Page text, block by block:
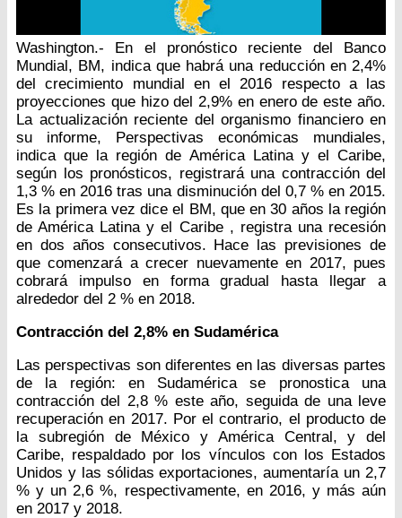
Washington.- En el pronóstico reciente del Banco
Mundial, BM, indica que habrá una reducción en 2,4%
del crecimiento mundial en el 2016 respecto a las
proyecciones que hizo del 2,9% en enero de este año.
La actualización reciente del organismo financiero en
su informe, Perspectivas económicas mundiales,
indica que la región de América Latina y el Caribe,
según los pronósticos, registrará una contracción del
1,3 % en 2016 tras una disminución del 0,7 % en 2015.
Es la primera vez dice el BM, que en 30 años la región
de América Latina y el Caribe , registra una recesión
en dos años consecutivos. Hace las previsiones de
que comenzará a crecer nuevamente en 2017, pues
cobrará impulso en forma gradual hasta llegar a
alrededor del 2 % en 2018.
Contracción del 2,8% en Sudamérica
Las perspectivas son diferentes en las diversas partes
de la región: en Sudamérica se pronostica una
contracción del 2,8 % este año, seguida de una leve
recuperación en 2017. Por el contrario, el producto de
la subregión de México y América Central, y del
Caribe, respaldado por los vínculos con los Estados
Unidos y las sólidas exportaciones, aumentaría un 2,7
% y un 2,6 %, respectivamente, en 2016, y más aún
en 2017 y 2018.